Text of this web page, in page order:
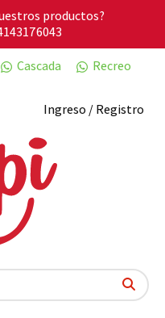
productos?
Cascada Recreo
Ingreso / Registro